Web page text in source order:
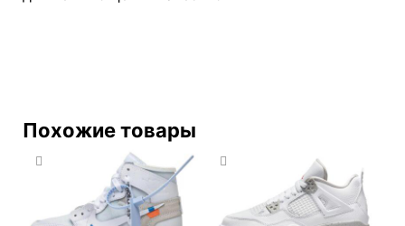
Похожие товары